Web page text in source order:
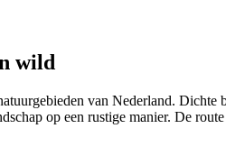
wild
van Nederland.
op een rustige manier. De